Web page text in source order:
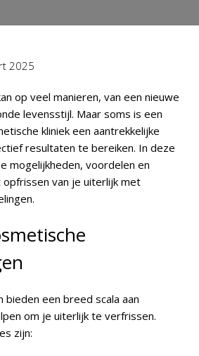
2025
op veel manieren, van een nieuwe
levensstijl. Maar soms is een
kliniek een aantrekkelijke
resultaten te bereiken. In deze
mogelijkheden, voordelen en
van je uiterlijk met
bieden een breed scala aan
om je uiterlijk te verfrissen.
zijn: